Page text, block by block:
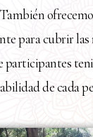
para cubrir las
participantes
de cada